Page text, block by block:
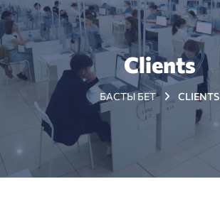
Clients
БАСТЫ БЕТ CLIENTS